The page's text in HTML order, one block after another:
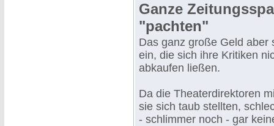
Ganze
"pachten"
Das ganz große Geld aber
ein, die sich ihre Kritiken
abkaufen ließen.
Da die Theaterdirektoren
sie sich taub stellten,
- schlimmer noch - gar